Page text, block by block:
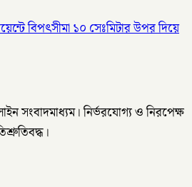
বিপৎসীমা ১০ সেঃমিটার উপর দিয়ে
সংবাদমাধ্যম। নির্ভরযোগ্য ও নিরপেক্ষ